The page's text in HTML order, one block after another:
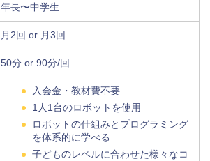
年長〜中学生
月2回 or 月3回
50分 or 90分/回
入会金・教材費不要
1人1台のロボットを使用
ロボットの仕組みとプログラミング
を体系的に学べる
子どものレベルに合わせた様々なコ